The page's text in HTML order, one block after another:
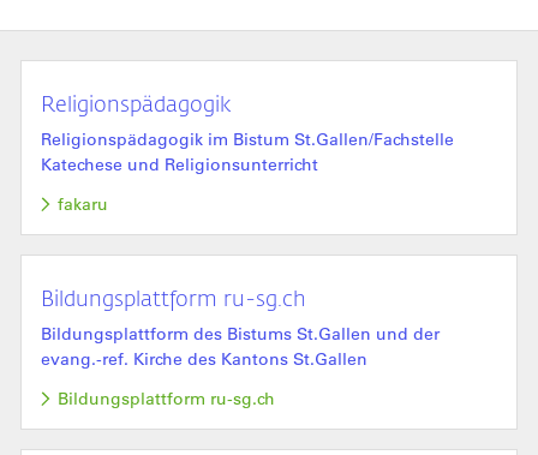
Religionspädagogik
Religionspädagogik im Bistum St.Gallen/Fachstelle
Katechese und Religionsunterricht
fakaru
Bildungsplattform ru-sg.ch
Bildungsplattform des Bistums St.Gallen und der
evang.-ref. Kirche des Kantons St.Gallen
Bildungsplattform ru-sg.ch